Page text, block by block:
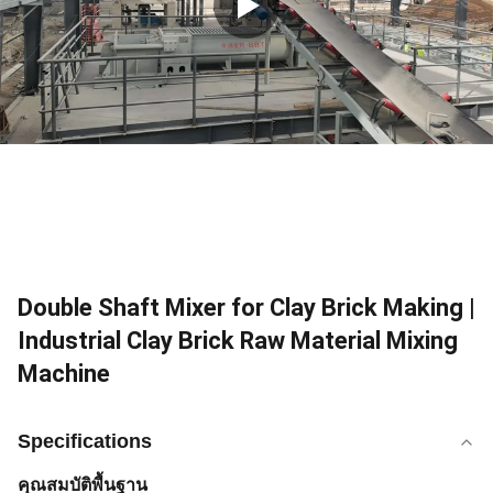
Double Shaft Mixer for Clay Brick Making |
Industrial Clay Brick Raw Material Mixing
Machine
Specifications
คุณสมบัติพื้นฐาน